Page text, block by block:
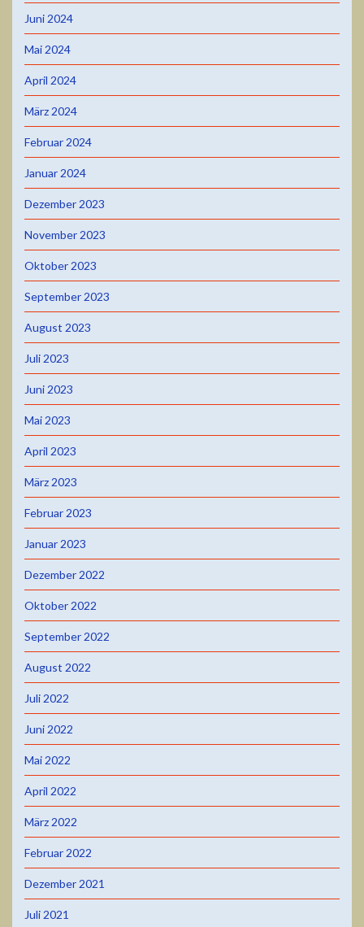
Juni 2024
Mai 2024
April 2024
März 2024
Februar 2024
Januar 2024
Dezember 2023
November 2023
Oktober 2023
September 2023
August 2023
Juli 2023
Juni 2023
Mai 2023
April 2023
März 2023
Februar 2023
Januar 2023
Dezember 2022
Oktober 2022
September 2022
August 2022
Juli 2022
Juni 2022
Mai 2022
April 2022
März 2022
Februar 2022
Dezember 2021
Juli 2021